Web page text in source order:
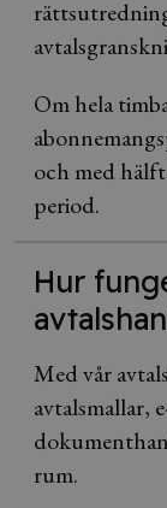
Om hela
och med
period.
Hur
Med vår
avtalsmallar,
rum.